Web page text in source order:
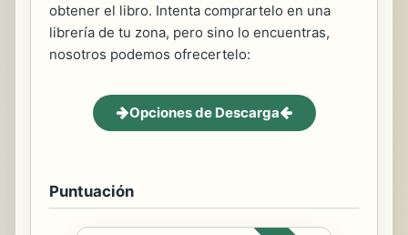
obtener el libro. Intenta comprartelo en una
librería de tu zona, pero sino lo encuentras,
nosotros podemos ofrecertelo:
Opciones de Descarga
Puntuación